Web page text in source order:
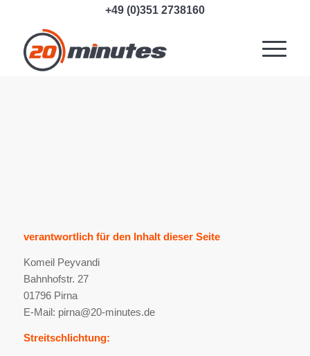
+49 (0)351 2738160
verantwortlich für den Inhalt dieser Seite
Komeil Peyvandi
Bahnhofstr. 27
01796 Pirna
E-Mail: pirna@20-minutes.de
Streitschlichtung: